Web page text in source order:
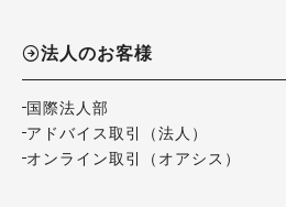
法人のお客様
国際法人部
アドバイス取引（法人）
オンライン取引（オアシス）